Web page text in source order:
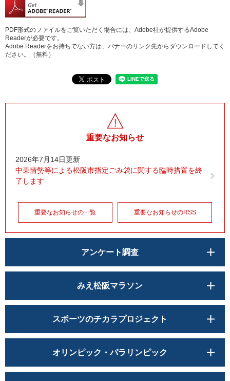
PDF形式のファイルをご覧いただく場合には、Adobe社が提供するAdobe
Readerが必要です。
Adobe Readerをお持ちでない方は、バナーのリンク先からダウンロードしてく
ださい。（無料）
重要なお知らせ
2026年7月14日更新
中東情勢等による松阪市指定ごみ袋に関する臨時措置を終
了します
重要なお知らせの一覧 重要なお知らせのRSS
アンケート調査
みえ松阪マラソン
スポーツのチカラプロジェクト
オリンピック・パラリンピック